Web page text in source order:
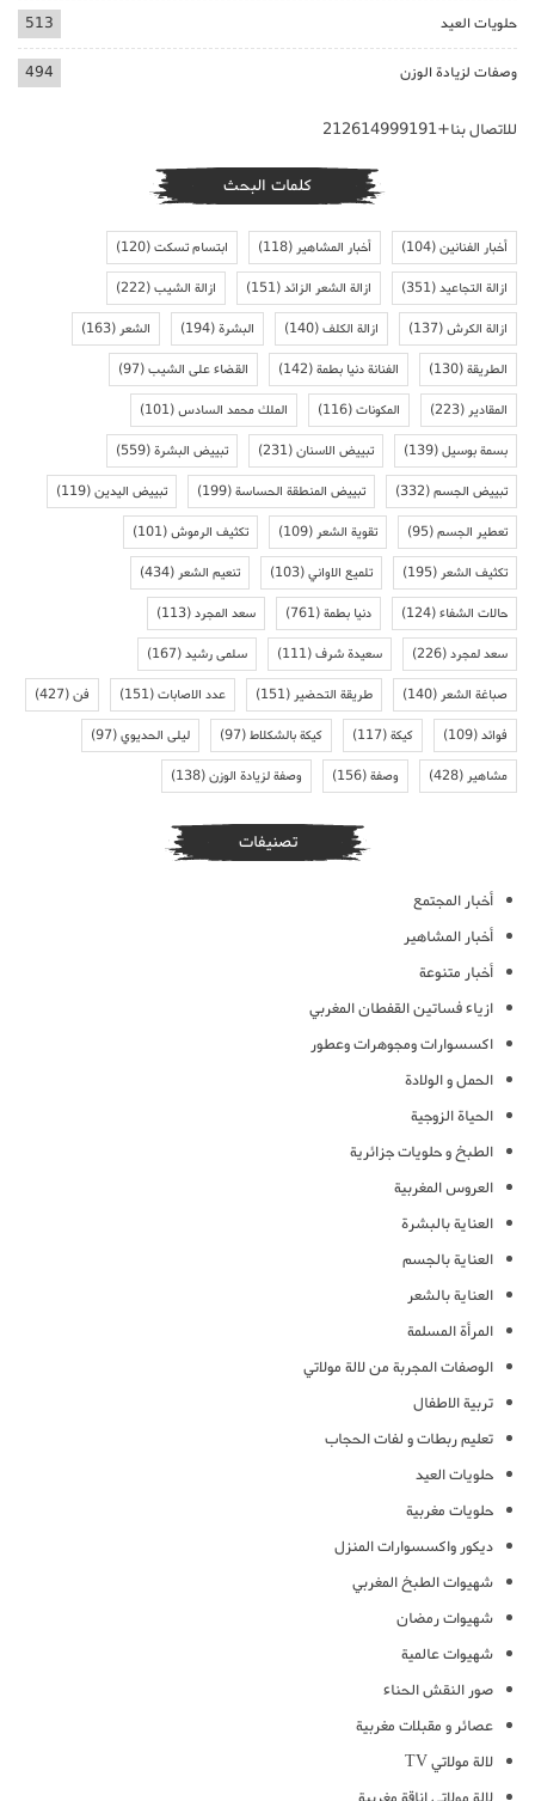
حلويات العيد 513
وصفات لزيادة الوزن 494
للاتصال بنا+212614999191
كلمات البحث
أخبار الفنانين(104) أخبار المشاهير(118) ابتسام تسكت(120)
ازالة التجاعيد(351) ازالة الشعر الزائد(151) ازالة الشيب(222)
ازالة الكرش(137) ازالة الكلف(140) البشرة(194) الشعر(163)
الطريقة(130) الفنانة دنيا بطمة(142) القضاء على الشيب(97)
المقادير(223) المكونات(116) الملك محمد السادس(101)
بسمة بوسيل(139) تبييض الاسنان(231) تبييض البشرة(559)
تبييض الجسم(332) تبييض المنطقة الحساسة(199) تبييض اليدين(119)
تعطير الجسم(95) تقوية الشعر(109) تكثيف الرموش(101)
تكثيف الشعر(195) تلميع الاواني(103) تنعيم الشعر(434)
حالات الشفاء(124) دنيا بطمة(761) سعد المجرد(113)
سعد لمجرد(226) سعيدة شرف(111) سلمى رشيد(167)
صباغة الشعر(140) طريقة التحضير(151) عدد الاصابات(151) فن(427)
فوائد(109) كيكة(117) كيكة بالشكلاط(97) ليلى الحديوي(97)
مشاهير(428) وصفة(156) وصفة لزيادة الوزن(138)
تصنيفات
أخبار المجتمع
أخبار المشاهير
أخبار متنوعة
ازياء فساتين القفطان المغربي
اكسسوارات ومجوهرات وعطور
الحمل و الولادة
الحياة الزوجية
الطبخ و حلويات جزائرية
العروس المغربية
العناية بالبشرة
العناية بالجسم
العناية بالشعر
المرأة المسلمة
الوصفات المجربة من لالة مولاتي
تربية الاطفال
تعليم ربطات و لفات الحجاب
حلويات العيد
حلويات مغربية
ديكور واكسسوارات المنزل
شهيوات الطبخ المغربي
شهيوات رمضان
شهيوات عالمية
صور النقش الحناء
عصائر و مقبلات مغربية
لالة مولاتي TV